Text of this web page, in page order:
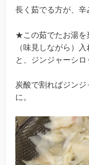
長く茹でる方が、辛
★この茹でたお湯を
（味見しながら）
と、ジンジャーシロ
炭酸で割ればジン
に。